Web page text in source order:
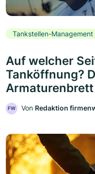
Tankstellen-Management
Auf welcher
Tanköffnung?
Armaturenbrett
FW Von Redaktion